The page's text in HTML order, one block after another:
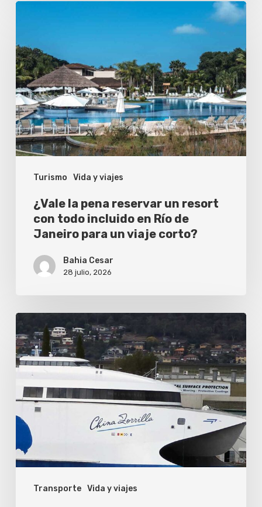
Turismo Vida y viajes
pena
reservar
un
resort
con
todo
incluido
Janeiro
¿Vale la pena reservar un resort
con todo incluido en Río de
Janeiro para un viaje corto?
Bahia Cesar
28 julio, 2026
Transporte Vida y viajes
El
China
Zorrilla,
ferry
eléctrico
más
grande
del
mundo,